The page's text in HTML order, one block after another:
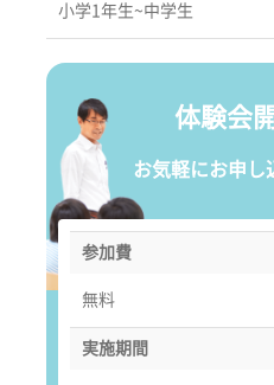
小学1年生~中学生
体験会
お気軽にお申し
参加費
無料
実施期間